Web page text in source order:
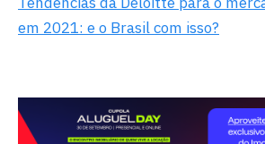
em 2021: e o Brasil com isso?